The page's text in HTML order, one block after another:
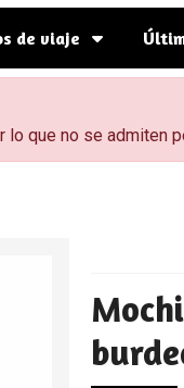
de viaje
lo que no se admiten